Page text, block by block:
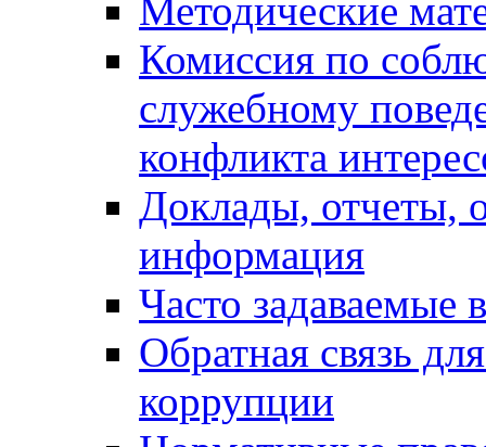
Методические
Комиссия по
служебному
конфликта
Доклады, отчеты,
информация
Часто задаваемые
Обратная связь
коррупции